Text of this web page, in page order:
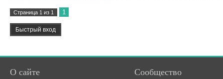
Страница 1 из 1 1
О сайте Сообщество